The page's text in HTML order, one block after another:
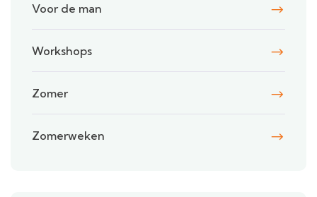
Voor de man
Workshops
Zomer
Zomerweken